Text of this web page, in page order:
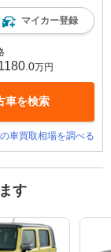
マイカー登録
.0万円
車を検索
車買取相場を調べる
す